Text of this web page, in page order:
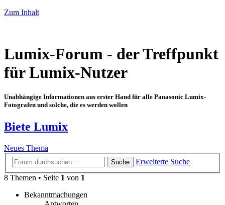
Zum Inhalt
Lumix-Forum - der Treffpunkt
für Lumix-Nutzer
Unabhängige Informationen aus erster Hand für alle Panasonic Lumix-
Fotografen und solche, die es werden wollen
Biete Lumix
Neues Thema
Suche
Erweiterte Suche
8 Themen • Seite 1 von 1
Bekanntmachungen